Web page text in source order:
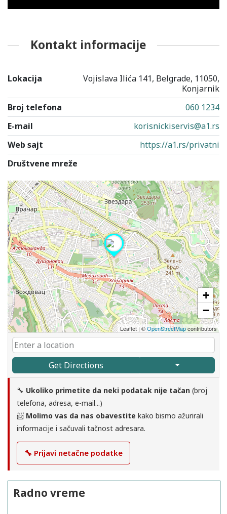
Kontakt informacije
Lokacija
Vojislava Ilića 141, Belgrade, 11050,
Konjarnik
Broj telefona
060 1234
E-mail
korisnickiservis@a1.rs
Web sajt
https://a1.rs/privatni
Društvene mreže
+
−
Leaflet | ©OpenStreetMapcontributors
Get Directions
🔧 Ukoliko primetite da neki podatak nije tačan (broj
telefona, adresa, e-mail...)
📨 Molimo vas da nas obavestite kako bismo ažurirali
informacije i sačuvali tačnost adresara.
🔧 Prijavi netačne podatke
Radno vreme